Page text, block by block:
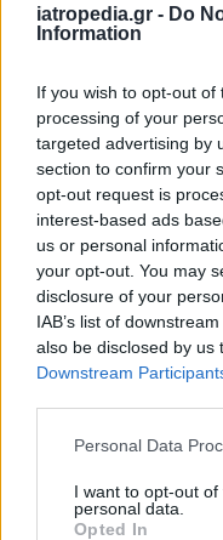
iatropedia.gr - Do
Information
If you wish to opt-out
processing of your
targeted advertising by
section to confirm your
opt-out request is
interest-based ads
us or personal
your opt-out. You may
disclosure of your
IAB’s list of
also be disclosed by us
Downstream
Personal Data
I want to opt-out
personal data.
Opted In
ΕΙΔΗΣΕΙΣ 07
Άδωνις Γεωργιάδης
και «πράσινο φως»
Κέντρο
ΥΓΕΙΑ 07
Εξάνθημα μετά την
ερεθισμός από το